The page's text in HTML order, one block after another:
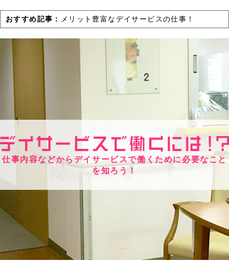
おすすめ記事： メリット豊富なデイサービスの仕事！
仕事内容などからデイサービスで働くために必要なこと
を知ろう！